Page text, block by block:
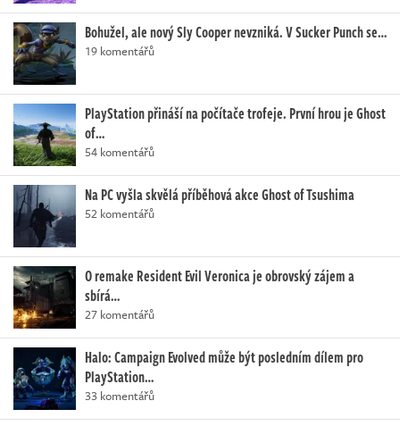
Bohužel, ale nový Sly Cooper nevzniká. V Sucker Punch se…
19 komentářů
PlayStation přináší na počítače trofeje. První hrou je Ghost
of…
54 komentářů
Na PC vyšla skvělá příběhová akce Ghost of Tsushima
52 komentářů
O remake Resident Evil Veronica je obrovský zájem a
sbírá…
27 komentářů
Halo: Campaign Evolved může být posledním dílem pro
PlayStation…
33 komentářů